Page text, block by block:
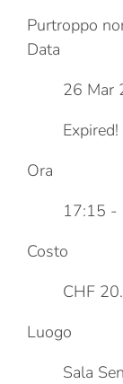
Purtroppo
Data
26 Mar
Expired!
Ora
17:15 -
Costo
CHF
Luogo
Sala